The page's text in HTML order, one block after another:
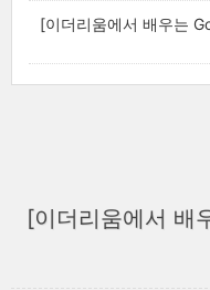
[이더리움에서 배우는
[이더리움에서 배